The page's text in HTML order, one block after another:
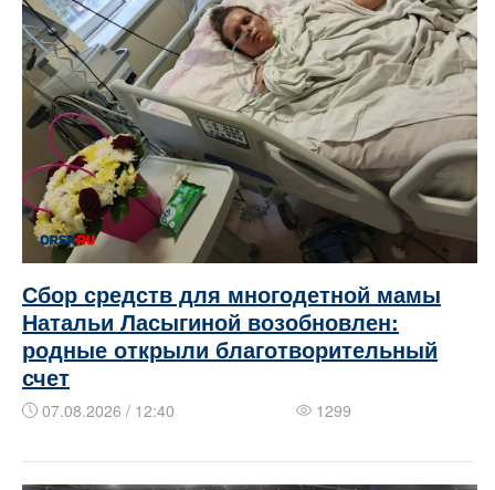
Сбор средств для многодетной мамы
Натальи Ласыгиной возобновлен:
родные открыли благотворительный
счет
07.08.2026 / 12:40 1299